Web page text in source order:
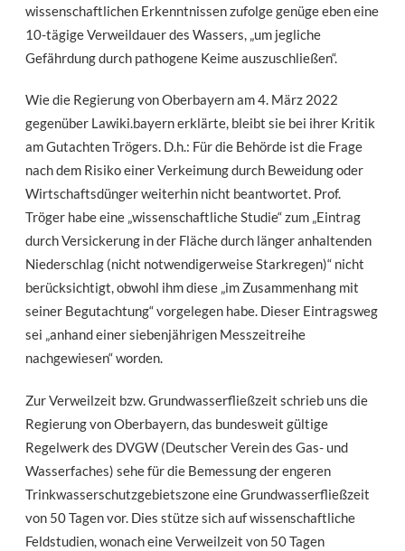
wissenschaftlichen Erkenntnissen zufolge genüge eben eine
10-tägige Verweildauer des Wassers, „um jegliche
Gefährdung durch pathogene Keime auszuschließen“.
Wie die Regierung von Oberbayern am 4. März 2022
gegenüber Lawiki.bayern erklärte, bleibt sie bei ihrer Kritik
am Gutachten Trögers. D.h.: Für die Behörde ist die Frage
nach dem Risiko einer Verkeimung durch Beweidung oder
Wirtschaftsdünger weiterhin nicht beantwortet. Prof.
Tröger habe eine „wissenschaftliche Studie“ zum „Eintrag
durch Versickerung in der Fläche durch länger anhaltenden
Niederschlag (nicht notwendigerweise Starkregen)“ nicht
berücksichtigt, obwohl ihm diese „im Zusammenhang mit
seiner Begutachtung“ vorgelegen habe. Dieser Eintragsweg
sei „anhand einer siebenjährigen Messzeitreihe
nachgewiesen“ worden.
Zur Verweilzeit bzw. Grundwasserfließzeit schrieb uns die
Regierung von Oberbayern, das bundesweit gültige
Regelwerk des DVGW (Deutscher Verein des Gas- und
Wasserfaches) sehe für die Bemessung der engeren
Trinkwasserschutzgebietszone eine Grundwasserfließzeit
von 50 Tagen vor. Dies stütze sich auf wissenschaftliche
Feldstudien, wonach eine Verweilzeit von 50 Tagen